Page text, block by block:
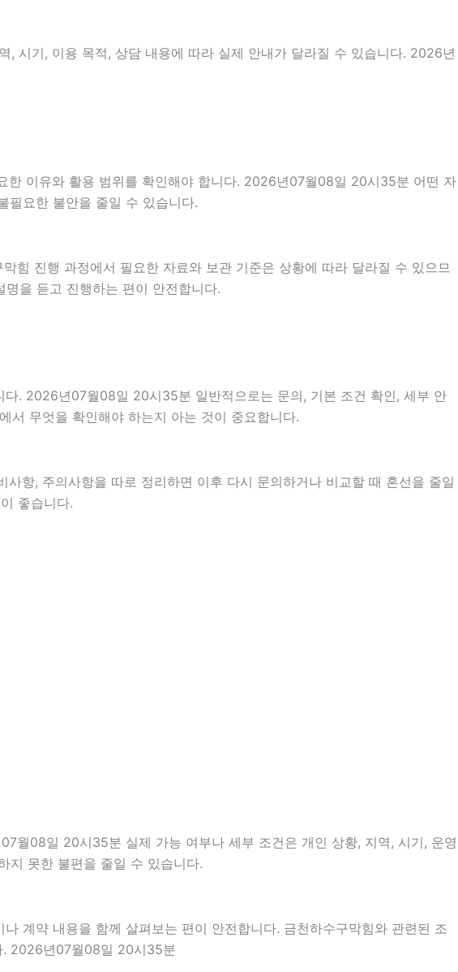
시기, 이용 목적, 상담 내용에 따라 실제 안내가 달라질 수 있습니다. 2026년
한 이유와 활용 범위를 확인해야 합니다. 2026년07월08일 20시35분 어떤 자
필요한 불안을 줄일 수 있습니다.
힘 진행 과정에서 필요한 자료와 보관 기준은 상황에 따라 달라질 수 있으므
을 듣고 진행하는 편이 안전합니다.
. 2026년07월08일 20시35분 일반적으로는 문의, 기본 조건 확인, 세부 안
서 무엇을 확인해야 하는지 아는 것이 중요합니다.
항, 주의사항을 따로 정리하면 이후 다시 문의하거나 비교할 때 혼선을 줄일
좋습니다.
월08일 20시35분 실제 가능 여부나 세부 조건은 개인 상황, 지역, 시기, 운영
지 못한 불편을 줄일 수 있습니다.
계약 내용을 함께 살펴보는 편이 안전합니다. 금천하수구막힘와 관련된 조
. 2026년07월08일 20시35분